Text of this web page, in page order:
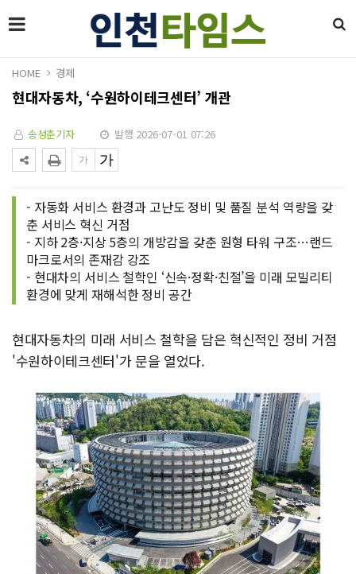
HOME 경제
현대자동차, ‘수원하이테크센터’ 개관
송성춘기자 발행 2026-07-01 07:26
- 자동화 서비스 환경과 고난도 정비 및 품질 분석 역량을 갖
춘 서비스 혁신 거점
- 지하 2층·지상 5층의 개방감을 갖춘 원형 타워 구조…랜드
마크로서의 존재감 강조
- 현대차의 서비스 철학인 ‘신속·정확·친절’을 미래 모빌리티
환경에 맞게 재해석한 정비 공간
현대자동차의 미래 서비스 철학을 담은 혁신적인 정비 거점
'수원하이테크센터'가 문을 열었다.